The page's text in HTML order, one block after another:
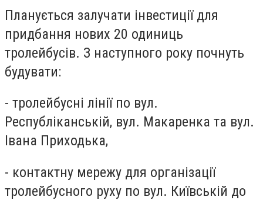
Планується залучати інвестиції для
придбання нових 20 одиниць
тролейбусів. З наступного року почнуть
будувати:
- тролейбусні лінії по вул.
Республіканській, вул. Макаренка та вул.
Івана Приходька,
- контактну мережу для організації
тролейбусного руху по вул. Київській до